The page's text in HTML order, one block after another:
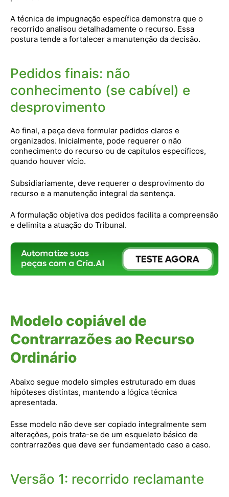
A técnica de impugnação específica demonstra que o
recorrido analisou detalhadamente o recurso. Essa
postura tende a fortalecer a manutenção da decisão.
Pedidos finais: não
conhecimento (se cabível) e
desprovimento
Ao final, a peça deve formular pedidos claros e
organizados. Inicialmente, pode requerer o não
conhecimento do recurso ou de capítulos específicos,
quando houver vício.
Subsidiariamente, deve requerer o desprovimento do
recurso e a manutenção integral da sentença.
A formulação objetiva dos pedidos facilita a compreensão
e delimita a atuação do Tribunal.
Modelo copiável de
Contrarrazões ao Recurso
Ordinário
Abaixo segue modelo simples estruturado em duas
hipóteses distintas, mantendo a lógica técnica
apresentada.
Esse modelo não deve ser copiado integralmente sem
alterações, pois trata-se de um esqueleto básico de
contrarrazões que deve ser fundamentado caso a caso.
Versão 1: recorrido reclamante